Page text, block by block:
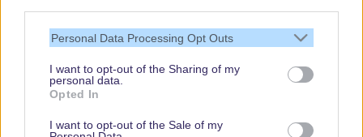
Personal Data Processing Opt Outs
I want to opt-out of the Sharing of my
personal data.
Opted In
I want to opt-out of the Sale of my
Vielen Dank,
dass Du unsere
Seite liest.
Schau regelmäßig